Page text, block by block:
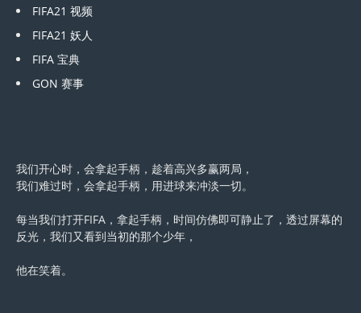
FIFA21 视频
FIFA21 妖人
FIFA 宝典
GON 赛事
我们开心时，会拿起手柄，趁着高兴多赢两局，
我们难过时，会拿起手柄，用进球来冲淡一切。
每当我们打开FIFA，拿起手柄，时间仿佛即可静止了，透过屏幕的
反光，我们又看到当初的那个少年，
他在笑着。